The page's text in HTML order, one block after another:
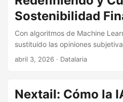
Sostenibilidad
Con algoritmos de Machine
sustituido las opiniones
por evidencias matemáticas
sostenibilidad.
abril 3, 2026 · Datalaria
Nextail: Cómo la